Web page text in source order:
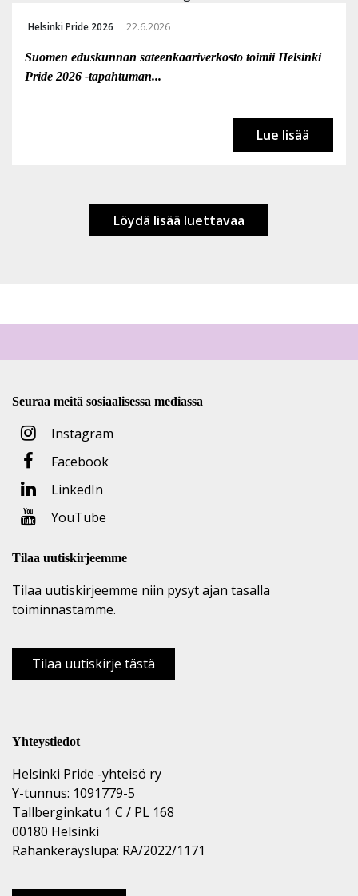
Helsinki Pride 2026 22.6.2026
Suomen eduskunnan sateenkaariverkosto toimii Helsinki
Pride 2026 -tapahtuman...
Lue lisää
Löydä lisää luettavaa
Seuraa meitä sosiaalisessa mediassa
Instagram
Facebook
LinkedIn
YouTube
Tilaa uutiskirjeemme
Tilaa uutiskirjeemme niin pysyt ajan tasalla
toiminnastamme.
Tilaa uutiskirje tästä
Yhteystiedot
Helsinki Pride -yhteisö ry
Y-tunnus: 1091779-5
Tallberginkatu 1 C / PL 168
00180 Helsinki
Rahankeräyslupa: RA/2022/1171